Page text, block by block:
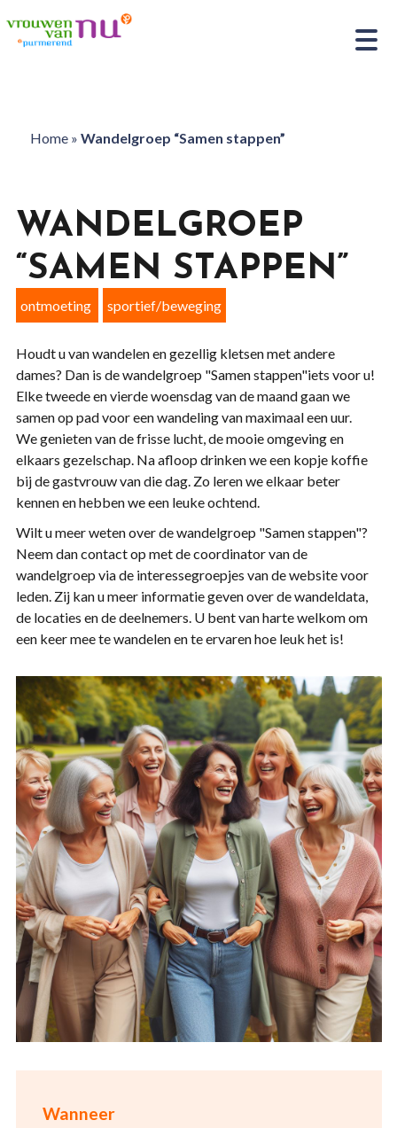
Home» Wandelgroep “Samen stappen”
Wanneer
WANDELGROEP
“SAMEN STAPPEN”
ontmoeting sportief/beweging
Houdt u van wandelen en gezellig kletsen met andere
dames? Dan is de wandelgroep "Samen stappen"iets voor u!
Elke tweede en vierde woensdag van de maand gaan we
samen op pad voor een wandeling van maximaal een uur.
We genieten van de frisse lucht, de mooie omgeving en
elkaars gezelschap. Na afloop drinken we een kopje koffie
bij de gastvrouw van die dag. Zo leren we elkaar beter
kennen en hebben we een leuke ochtend.
Wilt u meer weten over de wandelgroep "Samen stappen"?
Neem dan contact op met de coordinator van de
wandelgroep via de interessegroepjes van de website voor
leden. Zij kan u meer informatie geven over de wandeldata,
de locaties en de deelnemers. U bent van harte welkom om
een keer mee te wandelen en te ervaren hoe leuk het is!